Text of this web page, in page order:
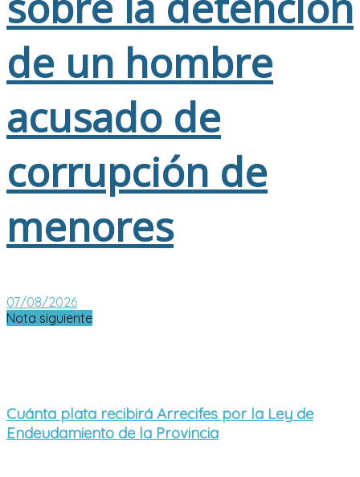
de un hombre
acusado de
corrupción de
menores
07/08/2026
Nota siguiente
Cuánta plata recibirá Arrecifes por la Ley de
Endeudamiento de la Provincia